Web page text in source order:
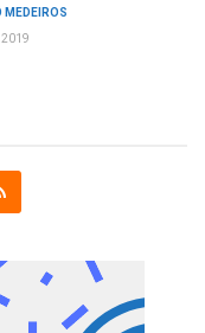
MEDEIROS
2019